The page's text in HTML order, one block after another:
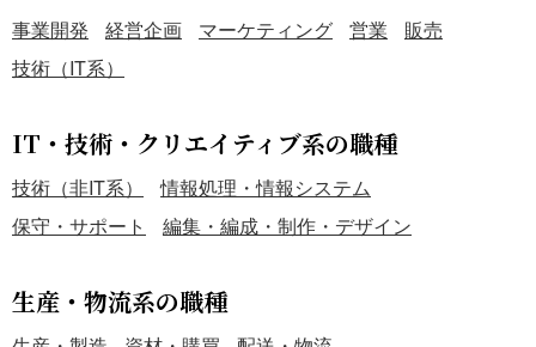
事業開発 経営企画 マーケティング 営業
販売
技術（IT系）
IT・技術・クリエイティブ系の職種
技術（非IT系）
情報処理・情報システム
保守・サポート
編集・編成・制作・デザイン
生産・物流系の職種